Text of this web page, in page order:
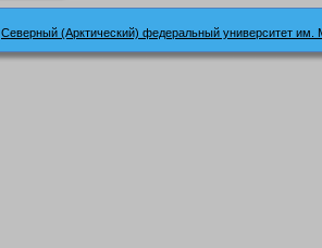
Северный (Арктический) федеральный университет